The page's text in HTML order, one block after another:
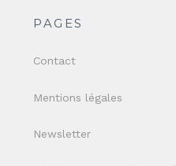
PAGES
Contact
Mentions légales
Newsletter